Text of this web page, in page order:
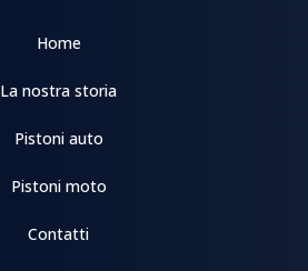
Home
La nostra storia
Pistoni auto
Pistoni moto
Contatti